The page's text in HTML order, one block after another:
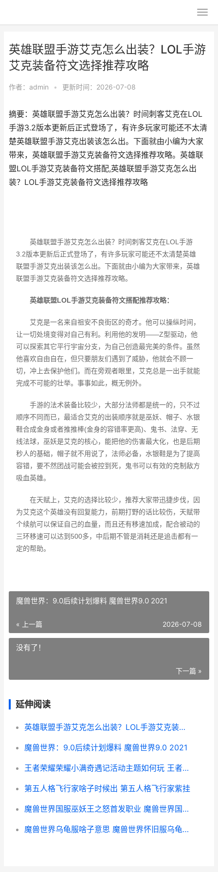
英雄联盟手游艾克怎么出装？LOL手游
艾克装备符文选择推荐攻略
作者： admin • 更新时间：2026-07-08
摘要：英雄联盟手游艾克怎么出装？时间刺客艾克在LOL
手游3.2版本更新后正式登场了，有许多玩家可能还不太清
楚英雄联盟手游艾克出装该怎么出。下面就由小编为大家
带来，英雄联盟手游艾克装备符文选择推荐攻略。英雄联
盟LOL手游艾克装备符文搭配,英雄联盟手游艾克怎么出
装？LOL手游艾克装备符文选择推荐攻略
英雄联盟手游艾克怎么出装？时间刺客艾克在LOL手游
3.2版本更新后正式登场了，有许多玩家可能还不太清楚英雄
联盟手游艾克出装该怎么出。下面就由小编为大家带来，英雄
联盟手游艾克装备符文选择推荐攻略。
英雄联盟LOL手游艾克装备符文搭配推荐攻略：
艾克是一名来自祖安不良街区的奇才。他可以操纵时间，
让一切处境变得对自己有利。利用他的发明——Z型驱动，他
可以探索其它平行宇宙分支，为自己创造最完美的条件。虽然
他喜欢自由自在，但只要朋友们遇到了威胁，他就会不顾一
切，冲上去保护他们。而在旁观者眼里，艾克总是一出手就能
完成不可能的壮举。事事如此，概无例外。
手游的法术装备比较少，大部分法师都是统一的，只不过
顺序不同而已，最适合艾克的出装顺序就是巫妖、帽子、水银
鞋合成金身或者推推棒(金身的容错率更高)、鬼书、法穿、无
线法球，巫妖是艾克的核心，能把他的伤害最大化，也是后期
秒人的基础，帽子就不用说了，法师必备，水银鞋是为了提高
容错，要不然团战可能会被控到死，鬼书可以有效的克制敌方
吸血英雄。
在天赋上，艾克的选择比较少，推荐大家带迅捷步伐，因
为艾克这个英雄没有回复能力，前期打野的话比较伤，天赋带
个续航可以保证自己的血量，而且还有移速加成，配合被动的
三环移速可以达到500多，中后期不管是消耗还是追击都有一
定的帮助。
魔兽世界：9.0后续计划爆料 魔兽世界9.0 2021
« 上一篇 2026-07-08
没有了！
下一篇 »
延伸阅读
英雄联盟手游艾克怎么出装？LOL手游艾克装备符文选择推荐攻略
魔兽世界：9.0后续计划爆料 魔兽世界9.0 2021
王者荣耀荣耀小满奇遇记活动主题如何玩 王者荣耀荣耀小助手
第五人格飞行家啥子时候出 第五人格飞行家紫挂
魔兽世界国服巫妖王之怒首发职业 魔兽世界国服巫妖王之怒是多少级的
魔兽世界乌龟服啥子意思 魔兽世界怀旧服乌龟宠物